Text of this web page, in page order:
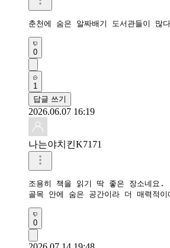
춘천에 숨은 알짜배기 도서관들이
0
1
답글 쓰기
2026.06.07 16:19
나는야치킨K7171
조용히 책을 읽기 딱 좋은 장소네요.
골목 안에 숨은 공간이라 더 매력적이
0